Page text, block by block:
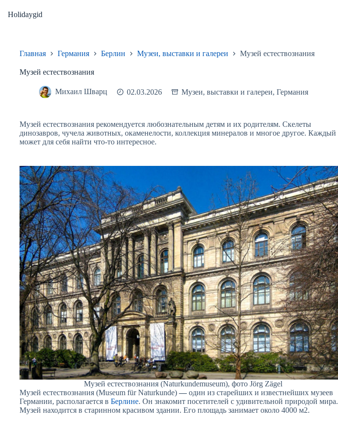
Holidaygid
Главная Германия Берлин Музеи, выставки и галереи Музей естествознания
Музей естествознания
Михаил Шварц 02.03.2026 Музеи, выставки и галереи, Германия
Музей естествознания рекомендуется любознательным детям и их родителям. Скелеты
динозавров, чучела животных, окаменелости, коллекция минералов и многое другое. Каждый
может для себя найти что-то интересное.
Музей естествознания (Naturkundemuseum), фото Jörg Zägel
Музей естествознания (Museum für Naturkunde) — один из старейших и известнейших музеев
Германии, располагается в Берлине. Он знакомит посетителей с удивительной природой мира.
Музей находится в старинном красивом здании. Его площадь занимает около 4000 м2.